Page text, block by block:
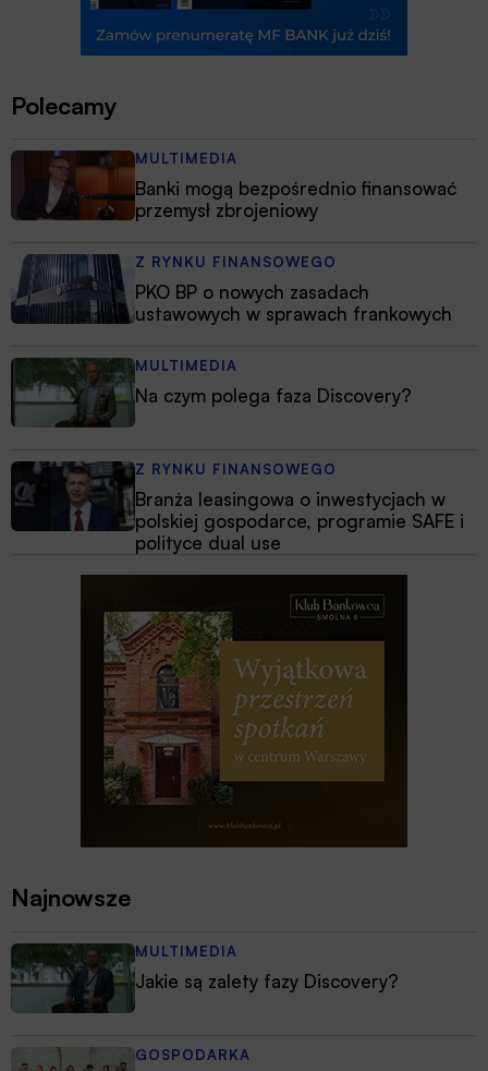
Polecamy
MULTIMEDIA
Banki mogą bezpośrednio finansować
przemysł zbrojeniowy
Z RYNKU FINANSOWEGO
PKO BP o nowych zasadach
ustawowych w sprawach frankowych
MULTIMEDIA
Na czym polega faza Discovery?
Z RYNKU FINANSOWEGO
Branża leasingowa o inwestycjach w
polskiej gospodarce, programie SAFE i
polityce dual use
Najnowsze
MULTIMEDIA
Jakie są zalety fazy Discovery?
GOSPODARKA